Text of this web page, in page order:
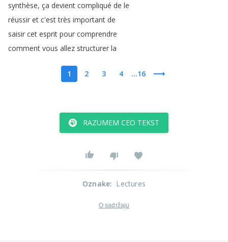
synthèse, ça devient compliqué de le
réussir et c'est très important de
saisir cet esprit pour comprendre
comment vous allez structurer la
1 2 3 4 ...16
RAZUMEM CEO TEKST
Oznake: Lectures
O sadržaju